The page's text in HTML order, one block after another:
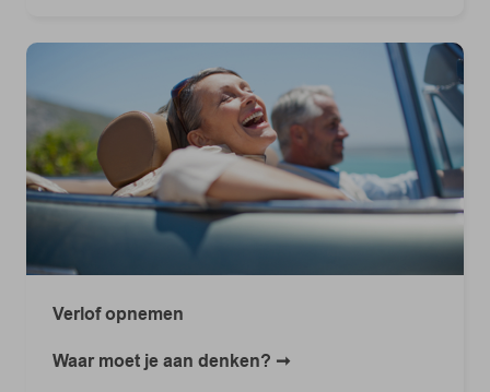
Verlof opnemen
Waar moet je aan denken?